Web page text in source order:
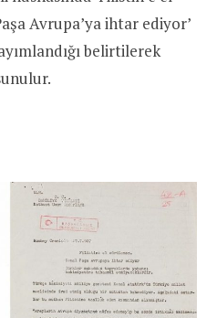
Avrupa’ya ihtar ediyor’
belirtilerek